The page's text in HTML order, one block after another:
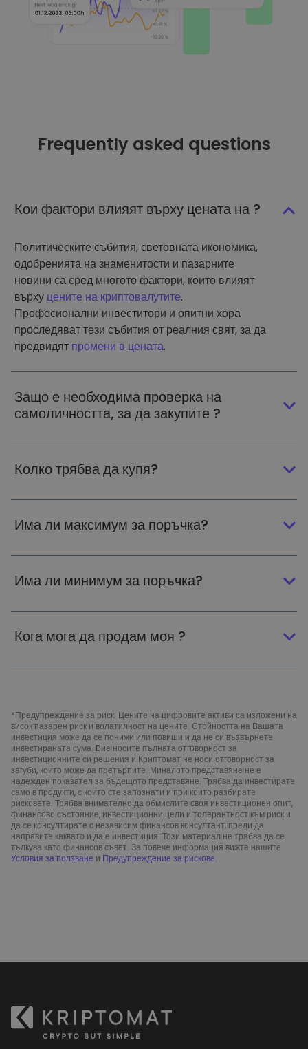
Frequently asked questions
Кои фактори влияят върху цената на ?
Политическите събития, световната икономика,
одобренията на знаменитости и пазарните
новини са сред многото фактори, които влияят
върху цените на криптовалутите.
Професионални инвеститори и опитни хора
проследяват тези събития от реалния свят, за да
предвидят промени в цената.
Защо е необходима проверка на
самоличността, за да закупите ?
Колко трябва да купя?
Има ли максимум за поръчка?
Има ли минимум за поръчка?
Кога мога да продам моя ?
*Предупреждение за риск: Цените на цифровите активи са изложени на
висок пазарен риск и волатилност на цените. Стойността на Вашата
инвестиция може да се понижи или повиши и да не си възвърнете
инвестираната сума. Вие носите пълната отговорност за
инвестиционните си решения и Криптомат не носи отговорност за
загуби, които може да претърпите. Миналото представяне не е
надежден показател за бъдещото представяне. Трябва да инвестирате
само в продукти, с които сте запознати и при които разбирате
рисковете. Трябва внимателно да обмислите своя инвестиционен опит,
финансово състояние, инвестиционни цели и толерантност към риск и
да се консултирате с независим финансов консултант, преди да
направите каквато и да е инвестиция. Този материал не трябва да се
тълкува като финансов съвет. За повече информация вижте нашите
Условия за ползване и Предупреждение за рискове.